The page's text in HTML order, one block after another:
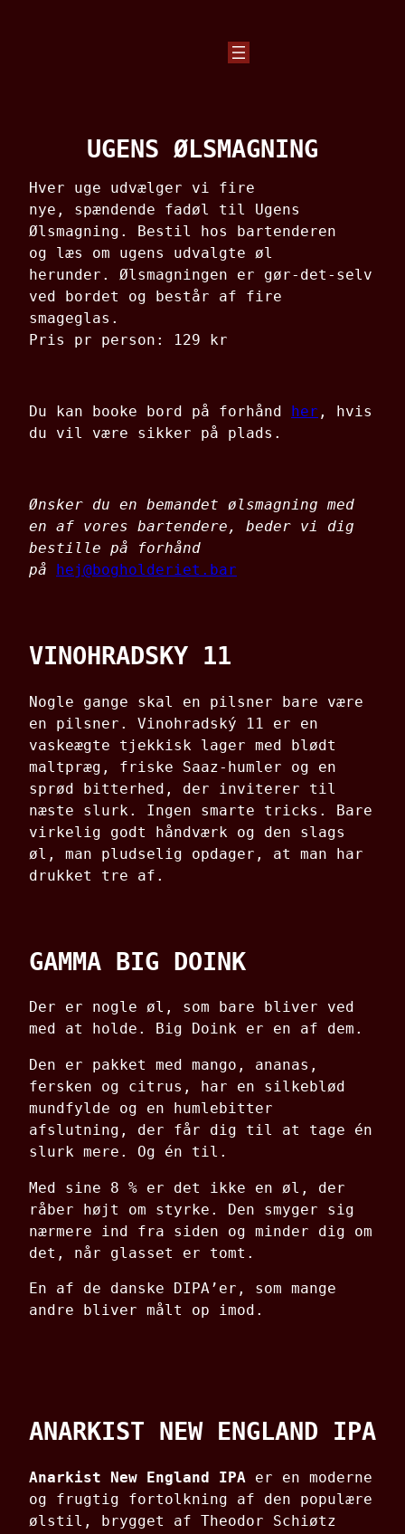
UGENS ØLSMAGNING
Hver uge udvælger vi fire
nye, spændende fadøl til Ugens
Ølsmagning.
Bestil hos bartenderen
og læs om ugens udvalgte øl
herunder. Ølsmagningen er gør-det-selv
ved bordet og består af fire
smageglas.
Pris pr person: 129 kr
Du kan booke bord på forhånd her , hvis
du vil være sikker på plads.
Ønsker du en bemandet ølsmagning med
en af vores bartendere, beder vi dig
bestille på forhånd
på
hej@bogholderiet.bar
VINOHRADSKY 11
Nogle gange skal en pilsner bare være
en pilsner. Vinohradský 11 er en
vaskeægte tjekkisk lager med blødt
maltpræg, friske Saaz-humler og en
sprød bitterhed, der inviterer til
næste slurk. Ingen smarte tricks. Bare
virkelig godt håndværk og den slags
øl, man pludselig opdager, at man har
drukket tre af.
GAMMA BIG DOINK
Der er nogle øl, som bare bliver ved
med at holde. Big Doink er en af dem.
Den er pakket med mango, ananas,
fersken og citrus, har en silkeblød
mundfylde og en humlebitter
afslutning, der får dig til at tage én
slurk mere. Og én til.
Med sine 8 % er det ikke en øl, der
råber højt om styrke. Den smyger sig
nærmere ind fra siden og minder dig om
det, når glasset er tomt.
En af de danske DIPA’er, som mange
andre bliver målt op imod.
ANARKIST NEW ENGLAND IPA
Anarkist New England IPA er en moderne
og frugtig fortolkning af den populære
ølstil, brygget af Theodor Schiøtz